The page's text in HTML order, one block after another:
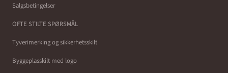
Salgsbetingelser
OFTE STILTE SPØRSMÅL
Tyverimerking og sikkerhetsskilt
Byggeplasskilt med logo